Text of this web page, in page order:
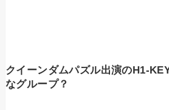
クイーンダムパズル出演のH1-
なグループ？